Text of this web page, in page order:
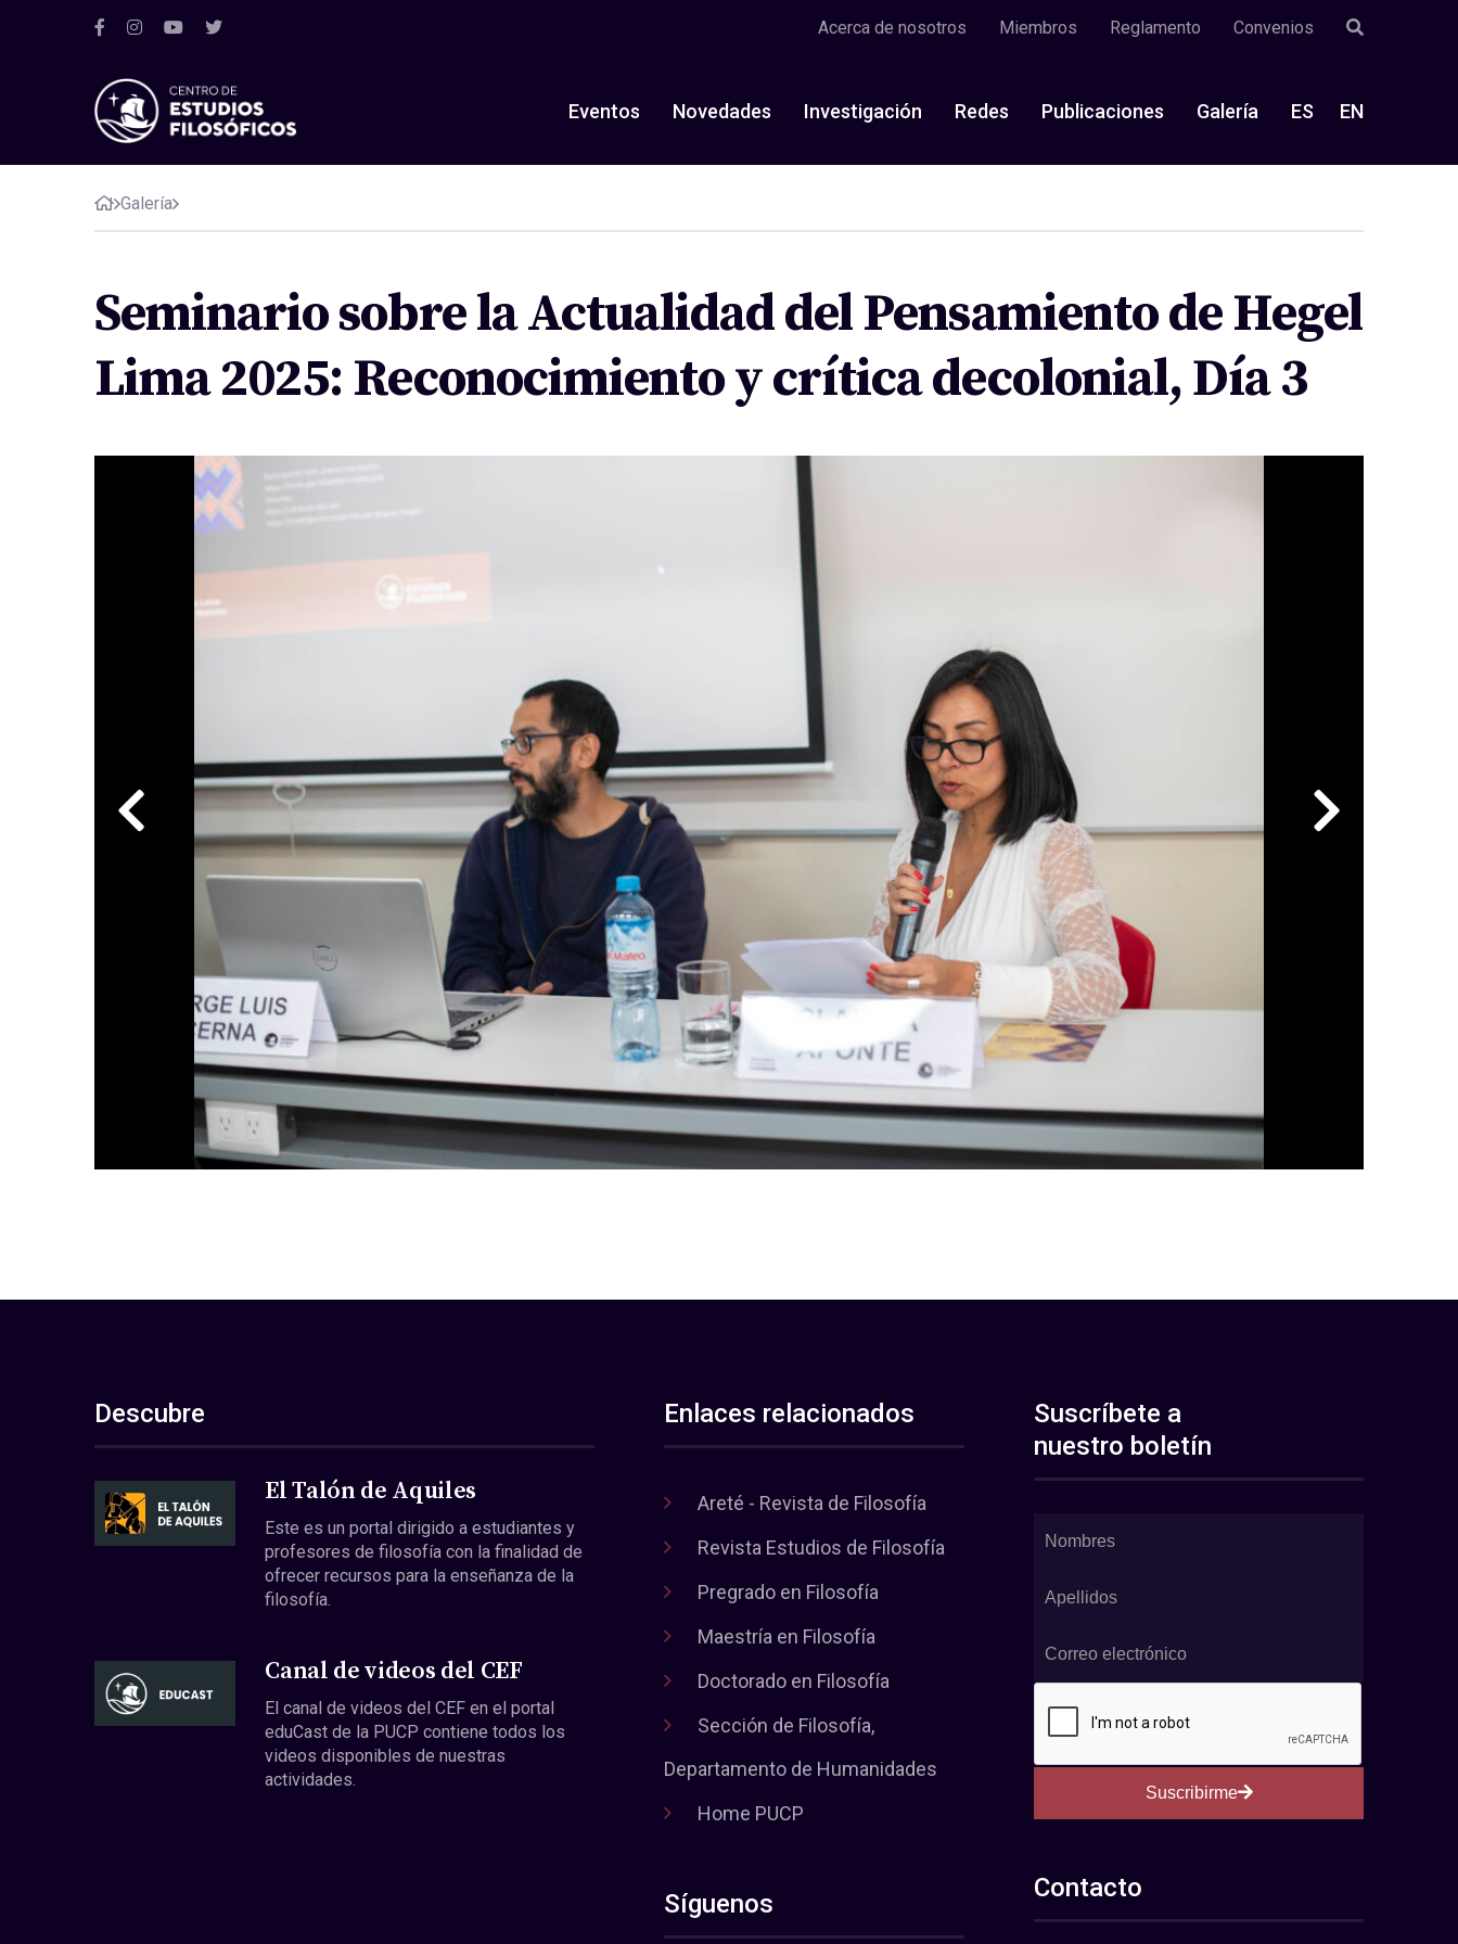
Acerca de nosotros Miembros Reglamento Convenios
Eventos Novedades Investigación Redes Publicaciones Galería ES EN
Galería
Seminario sobre la Actualidad del Pensamiento de Hegel
Lima 2025: Reconocimiento y crítica decolonial, Día 3
Descubre
El Talón de Aquiles
Este es un portal dirigido a estudiantes y
profesores de filosofía con la finalidad de
ofrecer recursos para la enseñanza de la
filosofía.
Canal de videos del CEF
El canal de videos del CEF en el portal
eduCast de la PUCP contiene todos los
videos disponibles de nuestras
actividades.
Enlaces relacionados
Areté - Revista de Filosofía
Revista Estudios de Filosofía
Pregrado en Filosofía
Maestría en Filosofía
Doctorado en Filosofía
Sección de Filosofía,
Departamento de Humanidades
Home PUCP
Síguenos
Suscríbete a
nuestro boletín
Suscribirme
Contacto